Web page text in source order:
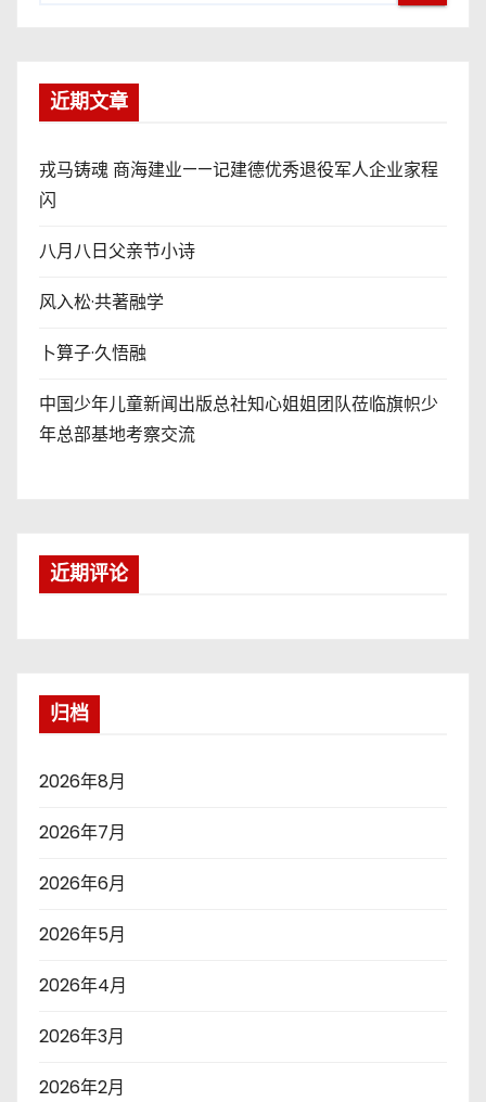
近期文章
戎马铸魂 商海建业——记建德优秀退役军人企业家程
闪
八月八日父亲节小诗
风入松·共著融学
卜算子·久悟融
中国少年儿童新闻出版总社知心姐姐团队莅临旗帜少
年总部基地考察交流
近期评论
归档
2026年8月
2026年7月
2026年6月
2026年5月
2026年4月
2026年3月
2026年2月